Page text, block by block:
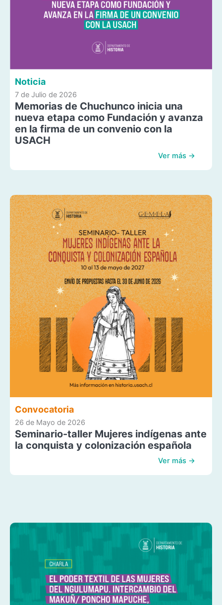
Noticia
7 de Julio de 2026
Memorias de Chuchunco inicia una
nueva etapa como Fundación y avanza
en la firma de un convenio con la
USACH
Ver más →
Convocatoria
26 de Mayo de 2026
Seminario-taller Mujeres indígenas ante
la conquista y colonización española
Ver más →